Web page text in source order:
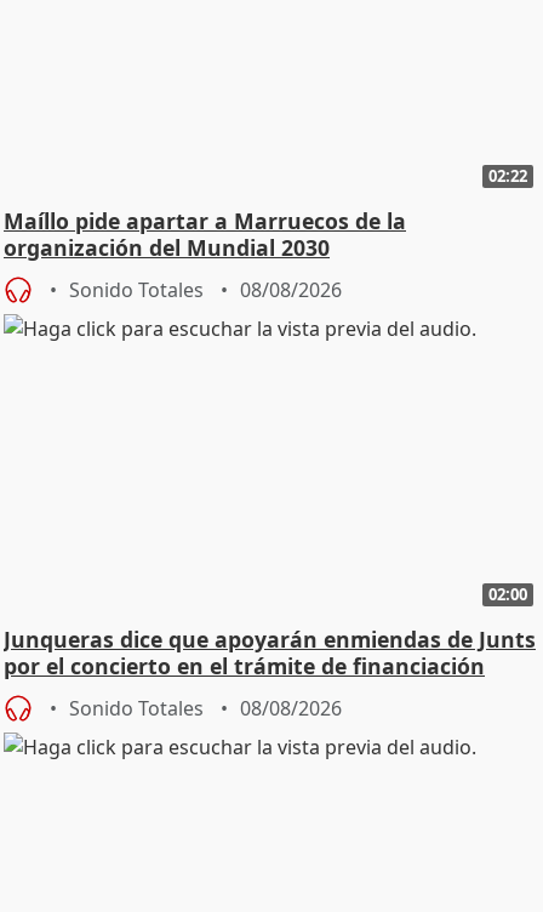
02:22
Maíllo pide apartar a Marruecos de la
organización del Mundial 2030
Sonido Totales 08/08/2026
02:00
Junqueras dice que apoyarán enmiendas de Junts
por el concierto en el trámite de financiación
Sonido Totales 08/08/2026